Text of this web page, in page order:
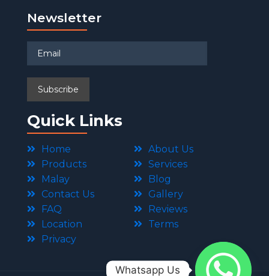
Newsletter
Quick Links
Home
About Us
Products
Services
Malay
Blog
Contact Us
Gallery
FAQ
Reviews
Location
Terms
Privacy
Whatsapp Us